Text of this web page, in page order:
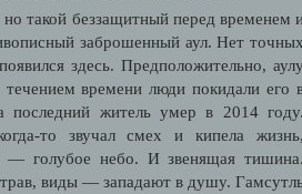
такой беззащитный перед временем
заброшенный аул. Нет
здесь. Предположительно,
времени люди покидали его
последний житель умер в 2014
то звучал смех и кипела
— голубое небо. И звенящая
виды — западают в душу.